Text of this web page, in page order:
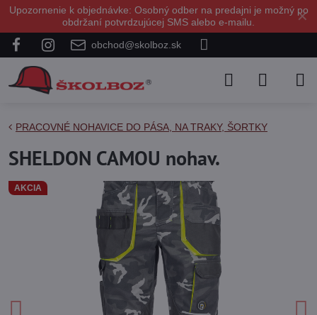
✕
Upozornenie k objednávke: Osobný odber na predajni je možný po
obdržaní potvrdzujúcej SMS alebo e-mailu.
obchod@skolboz.sk
AKCIA
PRACOVNÉ NOHAVICE DO PÁSA, NA TRAKY, ŠORTKY
SHELDON CAMOU nohav.